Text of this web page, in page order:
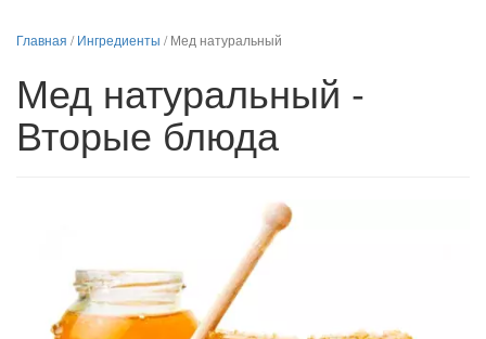
Главная /Ингредиенты /Мед натуральный
Мед натуральный -
Вторые блюда